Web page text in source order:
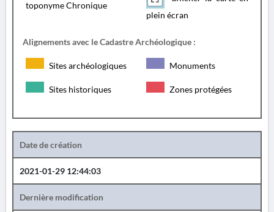
toponyme Chronique
plein écran
Alignements avec le Cadastre Archéologique :
Sites archéologiques Monuments
Sites historiques Zones protégées
Date de création
2021-01-29 12:44:03
Dernière modification